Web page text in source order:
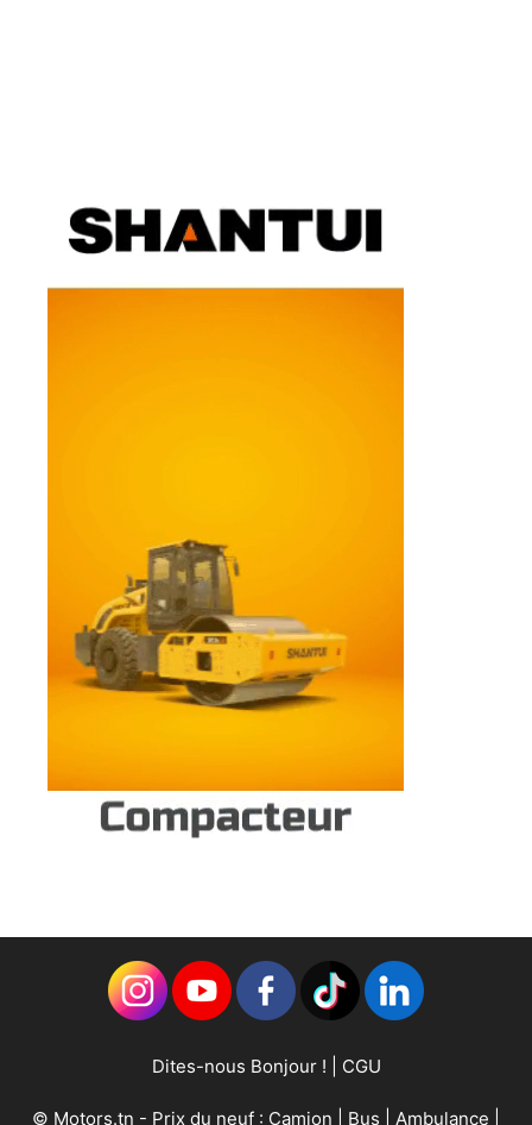
Dites-nous Bonjour ! CGU
© Motors.tn - Prix du neuf : Camion Bus Ambulance